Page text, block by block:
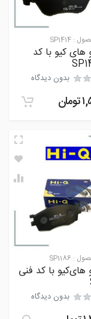
:
SP1414
های کیو با کد
بدون دیدگاه
تومان
:
SP1186
های‌کیو با کد فنی
بدون دیدگاه